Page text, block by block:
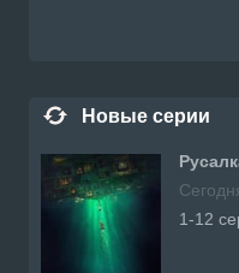
Новые серии
1-12